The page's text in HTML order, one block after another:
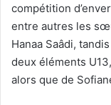
compétition
entre autres les
Hanaa Saâdi,
deux éléments
alors que de